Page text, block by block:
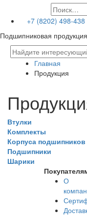
+7 (8202) 498-438
Подшипниковая
Главная
Продукция
Втулки
Комплекты
Корпуса подшипников
Подшипники
Шарики
О